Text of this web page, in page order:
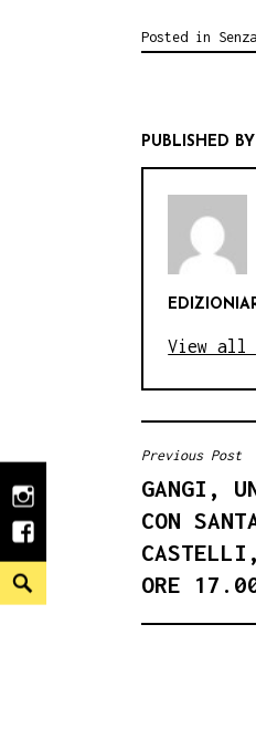
instagram
facebook
Search
Posted in
PUBLISHED BY
View all
Previous Post
GANGI,
CON
ORE